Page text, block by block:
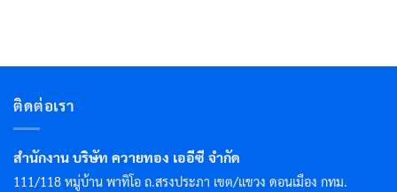
ติดต่อเรา
สำนักงาน บริษัท ควายทอง เออีซี จำกัด
111/118 หมู่บ้าน พาทิโอ ถ.สรงประภา เขต/แขวง ดอนเมือง กทม.